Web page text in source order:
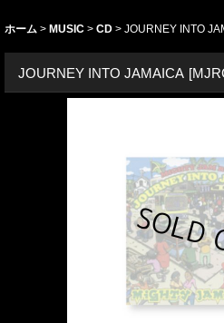
ホーム > MUSIC > CD > JOURNEY INTO
JOURNEY INTO JAMAICA [